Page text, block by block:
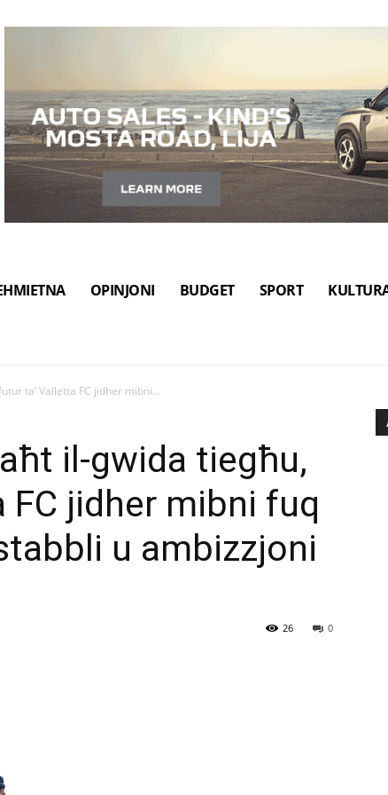
OPINJONI BUDGET SPORT
ta’ Valletta FC jidher mibni...
il-gwida tiegħu,
FC jidher mibni fuq
u ambizzjoni
0
26